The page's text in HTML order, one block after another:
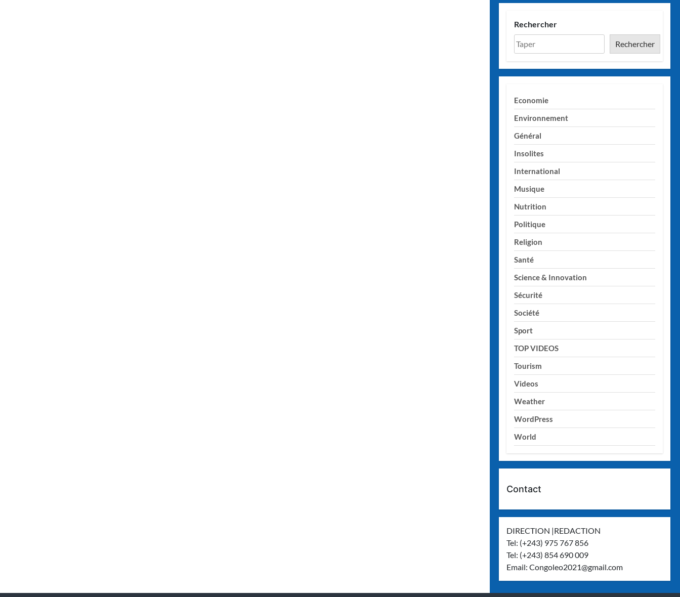
Rechercher
Rechercher
Economie
Environnement
Général
Insolites
International
Musique
Nutrition
Politique
Religion
Santé
Science & Innovation
Sécurité
Société
Sport
TOP VIDEOS
Tourism
Videos
Weather
WordPress
World
Contact
DIRECTION |REDACTION
Tel: (+243) 975 767 856
Tel: (+243) 854 690 009
Email:Congoleo2021@gmail.com